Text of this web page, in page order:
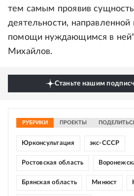
тем самым проявив сущность
деятельности, направленной
помощи нуждающимся в
Михайлов.
Станьте нашим
РУБРИКИ ПРОЕКТЫ
Юрконсультация экс-СССР
Ростовская область
Брянская область Минюст